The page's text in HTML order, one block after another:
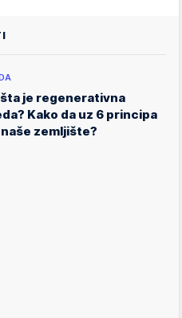
šta je regenerativna
Kako da uz 6 principa
zemljište?